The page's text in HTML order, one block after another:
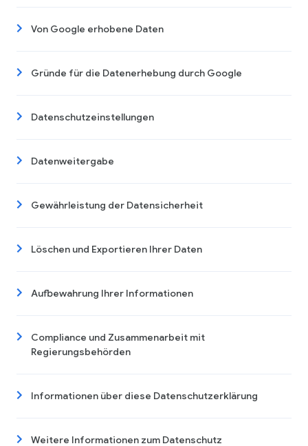
Von Google erhobene Daten
Gründe für die Datenerhebung durch Google
Datenschutzeinstellungen
Datenweitergabe
Gewährleistung der Datensicherheit
Löschen und Exportieren Ihrer Daten
Aufbewahrung Ihrer Informationen
Compliance und Zusammenarbeit mit
Regierungsbehörden
Informationen über diese Datenschutzerklärung
Weitere Informationen zum Datenschutz